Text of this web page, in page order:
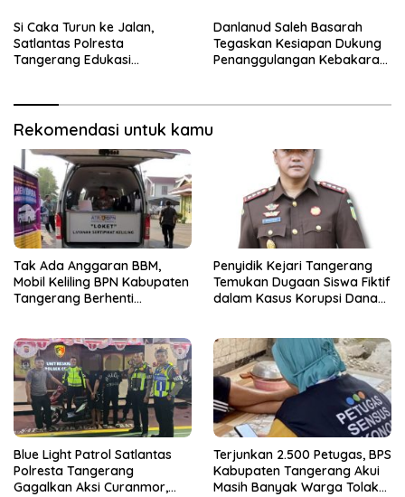
Diamankan
Si Caka Turun ke Jalan,
Satlantas Polresta
Tangerang Edukasi
Danlanud Saleh Basarah
Tegaskan Kesiapan Dukung
Penanggulangan Kebakaran
Rekomendasi untuk kamu
Tak Ada Anggaran BBM,
Mobil Keliling BPN Kabupaten
Tangerang Berhenti
Penyidik Kejari Tangerang
Temukan Dugaan Siswa Fiktif
dalam Kasus Korupsi Dana
Blue Light Patrol Satlantas
Polresta Tangerang
Gagalkan Aksi Curanmor,
Terjunkan 2.500 Petugas, BPS
Kabupaten Tangerang Akui
Masih Banyak Warga Tolak